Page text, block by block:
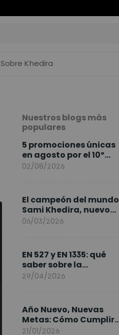
Sobre Khedira
Nuestros blogs más
populares
5 promociones únicas
en agosto por el 10º
Aniversario de
02/08/2026
El campeón del mundo
Sami Khedira, nuevo
embajador de
06/03/2026
EN 527 y EN 1335: qué
saber sobre la
normativa de los
29/04/2026
Año Nuevo, Nuevas
Metas: Cómo Cumplir
tus Objetivos Fitness
21/01/2026